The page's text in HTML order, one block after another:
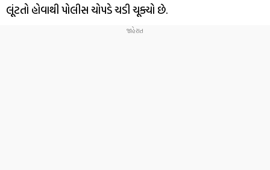
લૂંટતો હોવાથી પોલીસ ચોપડે ચડી ચૂક્યો છે.